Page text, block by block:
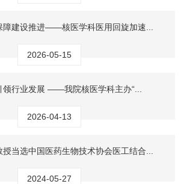
障建设推进——核医学科医用回旋加速...
2026-05-15
领行业发展 ——我院核医学科主办“...
2026-04-13
当选中国医药生物技术协会医工结合...
2024-05-27